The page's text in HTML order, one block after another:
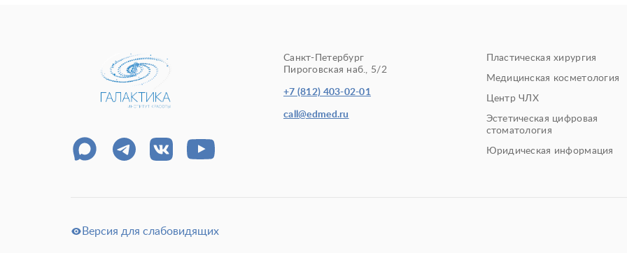
Санкт-Петербург
Пироговская наб., 5/2
+7 (812) 403-02-01
call@edmed.ru
Пластическая хирургия
Медицинская косметология
Центр ЧЛХ
Эстетическая цифровая
стоматология
Юридическая информация
Версия для слабовидящих